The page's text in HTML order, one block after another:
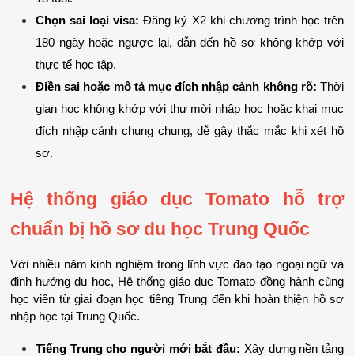
Chọn sai loại visa: Đăng ký X2 khi chương trình học trên
180 ngày hoặc ngược lại, dẫn đến hồ sơ không khớp với
thực tế học tập.
Điền sai hoặc mô tả mục đích nhập cảnh không rõ: Thời
gian học không khớp với thư mời nhập học hoặc khai mục
đích nhập cảnh chung chung, dễ gây thắc mắc khi xét hồ
sơ.
Hệ thống giáo dục Tomato hỗ trợ
chuẩn bị hồ sơ du học Trung Quốc
Với nhiều năm kinh nghiệm trong lĩnh vực đào tạo ngoại ngữ và
định hướng du học, Hệ thống giáo dục Tomato đồng hành cùng
học viên từ giai đoạn học tiếng Trung đến khi hoàn thiện hồ sơ
nhập học tại Trung Quốc.
Tiếng Trung cho người mới bắt đầu: Xây dựng nền tảng